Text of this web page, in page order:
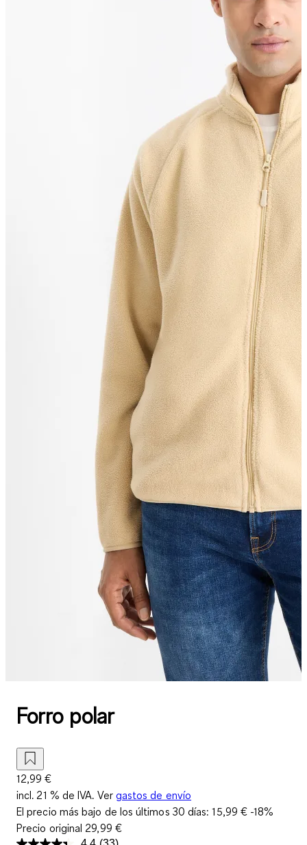
Forro polar
12,99 €
incl. 21 % de IVA. Ver gastos de envío
El precio más bajo de los últimos 30 días:15,99 € -18%
Precio original 29,99 €